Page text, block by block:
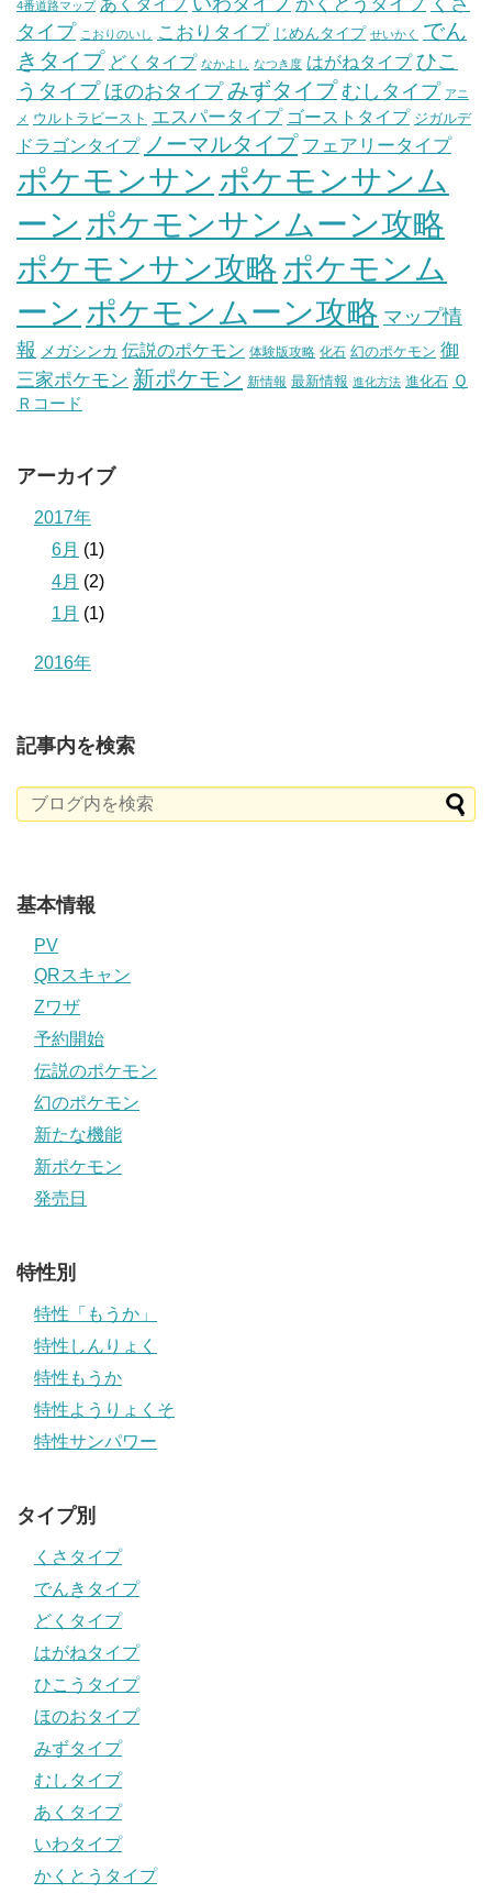
4番道路マップ かくとうタイプ
タイプ こおりのいし こおりタイプ じめんタイプ せいかく
でん
きタイプ どくタイプ なかよし なつき度 はがねタイプ ひこ
うタイプ ほのおタイプ みずタイプ むしタイプ アニ
メ ウルトラビースト エスパータイプ ゴーストタイプ ジガルデ
ドラゴンタイプ ノーマルタイプ フェアリータイプ
ポケモンサン ポケモンサンム
ーン ポケモンサンムーン攻略
ポケモンサン攻略ポケモンム
ーン ポケモンムーン攻略 マップ情
報 メガシンカ 伝説のポケモン 体験版攻略 化石 幻のポケモン 御
三家ポケモン 新ポケモン 新情報 最新情報 進化方法 進化石 Ｑ
Ｒコード
アーカイブ
2017年
6月 (1)
4月 (2)
1月 (1)
2016年
記事内を検索
基本情報
PV
QRスキャン
Zワザ
予約開始
伝説のポケモン
幻のポケモン
新たな機能
新ポケモン
発売日
特性別
特性「もうか」
特性しんりょく
特性もうか
特性ようりょくそ
特性サンパワー
タイプ別
くさタイプ
でんきタイプ
どくタイプ
はがねタイプ
ひこうタイプ
ほのおタイプ
みずタイプ
むしタイプ
あくタイプ
いわタイプ
かくとうタイプ